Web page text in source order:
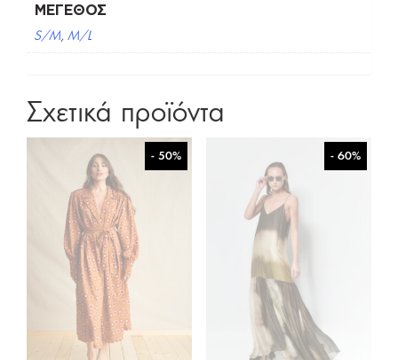
ΜΈΓΕΘΟΣ
S/M, M/L
Σχετικά προϊόντα
- 50% - 60%